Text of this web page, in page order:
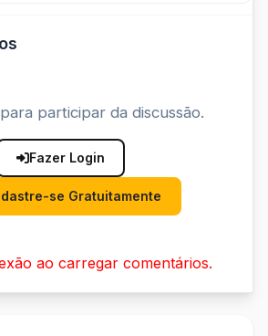
participar da discussão.
Fazer Login
se Gratuitamente
ao carregar comentários.